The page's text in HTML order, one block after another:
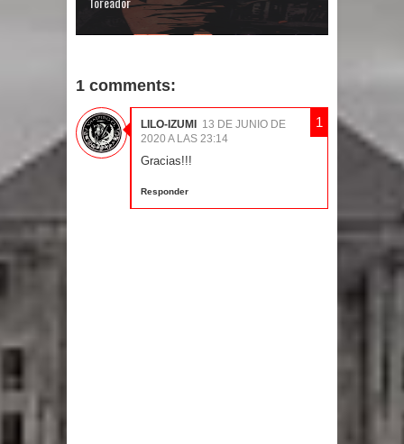
1 comments:
LILO-IZUMI
13 DE JUNIO DE
2020 A LAS 23:14
Gracias!!!
Responder